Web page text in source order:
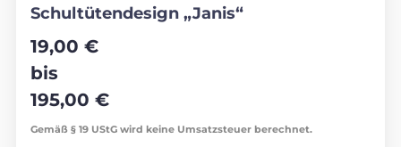
Schultütendesign „Janis“
19,00 €
bis
195,00 €
Gemäß § 19 UStG wird keine Umsatzsteuer berechnet.